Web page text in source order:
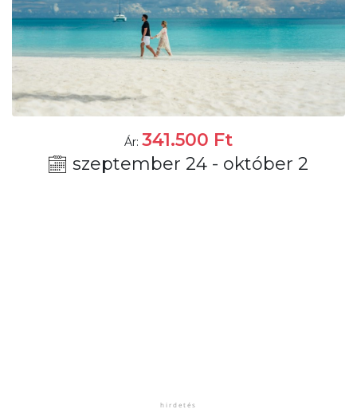
Ár: 341.500 Ft
szeptember 24 - október 2